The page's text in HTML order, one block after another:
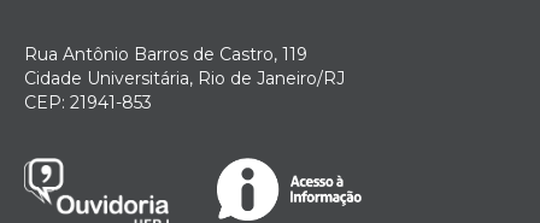
Rua Antônio Barros de Castro, 119
Cidade Universitária, Rio de Janeiro/RJ
CEP: 21941-853